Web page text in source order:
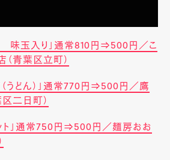
味玉入り」通常810円⇒500円／こ
（青葉区立町）
うどん）」通常770円⇒500円／鷹
二日町）
」通常750円⇒500円／麺房おお